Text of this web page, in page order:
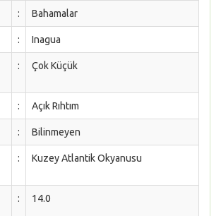
: Bahamalar
: Inagua
: Çok Küçük
: Açık Rıhtım
: Bilinmeyen
: Kuzey Atlantik Okyanusu
: 14.0